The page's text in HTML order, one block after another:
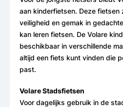
aan kinderfietsen. Deze fietsen
veiligheid en gemak in
kan leren fietsen. De Volare
beschikbaar in verschillende
altijd een fiets kunt vinden die
past.
Volare Stadsfietsen
Voor dagelijks gebruik in de